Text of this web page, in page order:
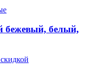
бежевый, белый,